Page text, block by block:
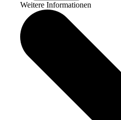
Weitere Informationen